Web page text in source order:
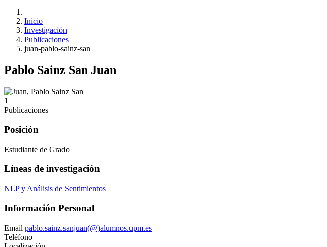
Inicio
Investigación
Publicaciones
juan-pablo-sainz-san
Pablo Sainz San Juan
1
Publicaciones
Posición
Estudiante de Grado
Líneas de investigación
NLP y Análisis de Sentimientos
Información Personal
Email pablo.sainz.sanjuan(@)alumnos.upm.es
Teléfono